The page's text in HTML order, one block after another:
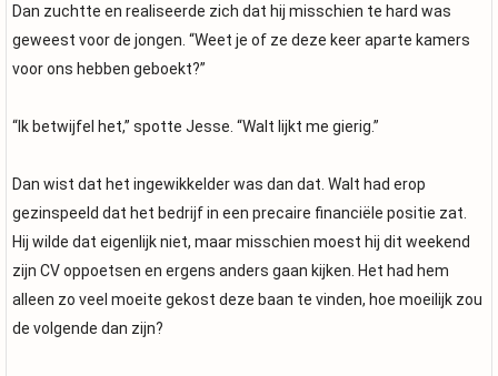
Dan zuchtte en realiseerde zich dat hij misschien te hard was
geweest voor de jongen. “Weet je of ze deze keer aparte kamers
voor ons hebben geboekt?”
“Ik betwijfel het,” spotte Jesse. “Walt lijkt me gierig.”
Dan wist dat het ingewikkelder was dan dat. Walt had erop
gezinspeeld dat het bedrijf in een precaire financiële positie zat.
Hij wilde dat eigenlijk niet, maar misschien moest hij dit weekend
zijn CV oppoetsen en ergens anders gaan kijken. Het had hem
alleen zo veel moeite gekost deze baan te vinden, hoe moeilijk zou
de volgende dan zijn?